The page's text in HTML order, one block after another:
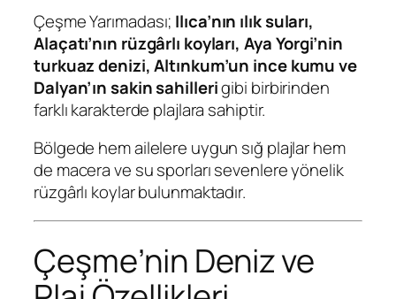
Çeşme Yarımadası; Ilıca’nın ılık suları,
Alaçatı’nın rüzgârlı koyları, Aya Yorgi’nin
turkuaz denizi, Altınkum’un ince kumu ve
Dalyan’ın sakin sahillerigibi birbirinden
farklı karakterde plajlara sahiptir.
Bölgede hem ailelere uygun sığ plajlar hem
de macera ve su sporları sevenlere yönelik
rüzgârlı koylar bulunmaktadır.
Çeşme’nin Deniz ve